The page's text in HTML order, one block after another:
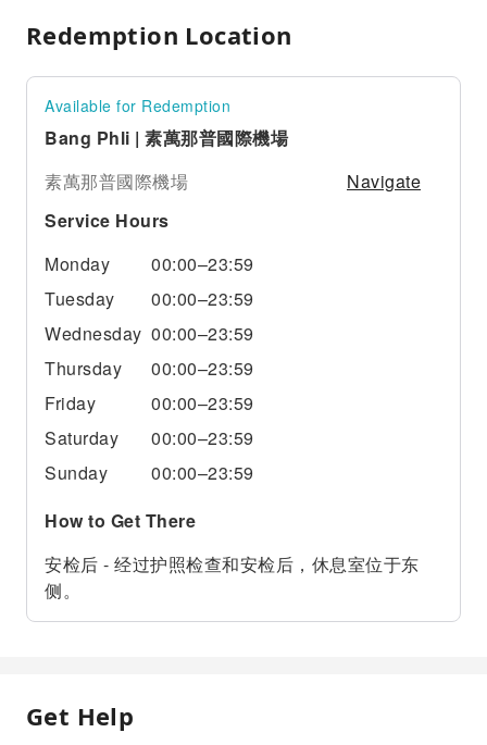
Redemption Location
Available for Redemption
Bang Phli | 素萬那普國際機場
素萬那普國際機場
Navigate
Service Hours
Monday
00:00–23:59
Tuesday
00:00–23:59
Wednesday 00:00–23:59
Thursday
00:00–23:59
Friday
00:00–23:59
Saturday
00:00–23:59
Sunday
00:00–23:59
How to Get There
安检后 - 经过护照检查和安检后，休息室位于东
侧。
Get Help